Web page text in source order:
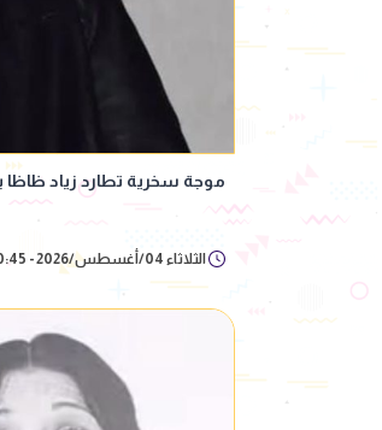
موجة سخرية تطارد زياد ظاظا
الثلاثاء 04/أغسطس/2026 - 10:45 ص